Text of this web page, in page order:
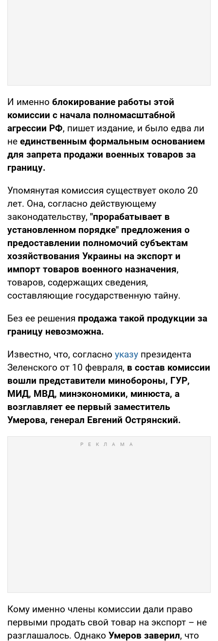
И именно блокирование работы этой
комиссии с начала полномасштабной
агрессии РФ, пишет издание, и было едва ли
не единственным формальным основанием
для запрета продажи военных товаров за
границу.
Упомянутая комиссия существует около 20
лет. Она, согласно действующему
законодательству, "прорабатывает в
установленном порядке" предложения о
предоставлении полномочий субъектам
хозяйствования Украины на экспорт и
импорт товаров военного назначения,
товаров, содержащих сведения,
составляющие государственную тайну.
Без ее решения продажа такой продукции за
границу невозможна.
Известно, что, согласно указу президента
Зеленского от 10 февраля, в состав комиссии
вошли представители минобороны, ГУР,
МИД, МВД, минэкономики, минюста, а
возглавляет ее первый заместитель
Умерова, генерал Евгений Острянский.
Кому именно члены комиссии дали право
первыми продать свой товар на экспорт – не
разглашалось. Однако Умеров заверил, что